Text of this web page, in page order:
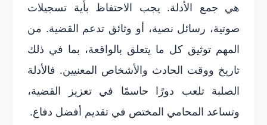
هي جمع الأدلة. يجب الاحتفاظ بأية تسجيلات
صوتية، رسائل نصية، أو وثائق تدعم القضية. من
المهم توثيق كل ما يتعلق بالواقعة، بما في ذلك
تاريخ ووقت الحادث والأشخاص المعنيين. فالأدلة
الصلبة تلعب دورًا حاسمًا في تعزيز القضية،
وتساعد المحامي المختص في تقديم أفضل دفاع.